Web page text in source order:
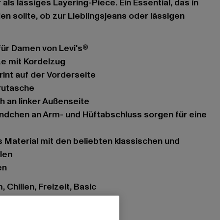
lässiges Layering-Piece. Ein Essential, das in
sollte, ob zur Lieblingsjeans oder lässigen
Damen von Levi's®
mit Kordelzug
auf der Vorderseite
an linker Außenseite
Chillen, Freizeit, Basic
Kordelzug